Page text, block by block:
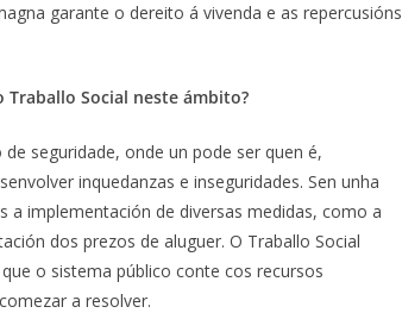
garante o dereito á vivenda e as repercusións
Traballo Social neste ámbito?
seguridade, onde un pode ser quen é,
inquedanzas e inseguridades. Sen unha
a implementación de diversas medidas, como a
dos prezos de aluguer. O Traballo Social
o sistema público conte cos recursos
a resolver.